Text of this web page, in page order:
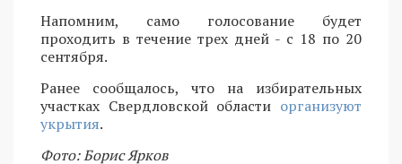
Напомним, само голосование будет
проходить в течение трех дней - с 18 по 20
сентября.
Ранее сообщалось, что на избирательных
участках Свердловской области организуют
укрытия.
Фото: Борис Ярков